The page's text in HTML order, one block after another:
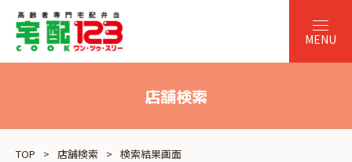
店舗検索
TOP 店舗検索 検索結果画面